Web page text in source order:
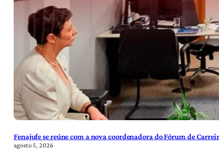
Fenajufe se reúne com a nova coordenadora do Fórum de
agosto 5, 2026